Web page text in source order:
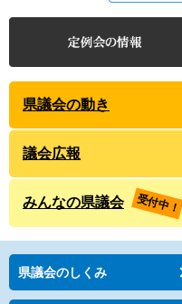
県議会の動き
議会広報
みんなの県議会 受付中！
県議会のしくみ